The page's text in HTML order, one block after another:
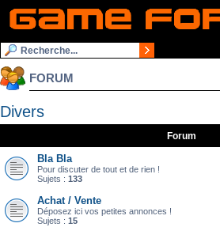
FORUM
Divers
Forum
Bla Bla
Pour discuter de tout et de rien !
Sujets : 133
Achat / Vente
Déposez ici vos petites annonces !
Sujets : 15